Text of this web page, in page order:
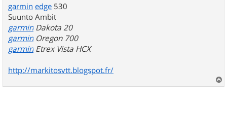
garmin edge 530
Suunto Ambit
garmin Dakota 20
garmin Oregon 700
garmin Etrex Vista HCX
http://markitosvtt.blogspot.fr/
a